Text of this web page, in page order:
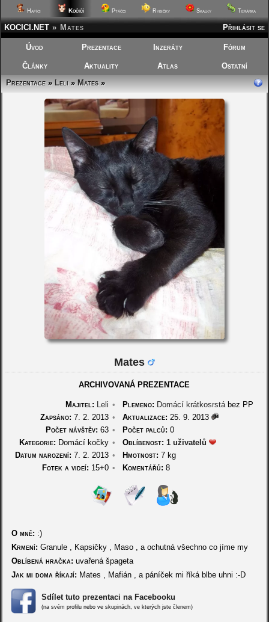
Hafíci Kočičí Ptáčci Rybičky Skalky Terárka
Přihlásit se
KOCICI.NET » Mates
Úvod Prezentace Inzeráty Fórum
Články Aktuality Atlas
Ostatní
Prezentace»Leli»Mates»
Mates
ARCHIVOVANÁ PREZENTACE
Majitel: Leli • Plemeno: Domácí krátkosrstábez PP
Zapsáno: 7. 2. 2013 • Aktualizace: 25. 9. 2013
Počet návštěv: 63 • Počet palců: 0
Kategorie: Domácí kočky • Oblíbenost: 1 uživatelů
Datum narození: 7. 2. 2013 • Hmotnost: 7 kg
Fotek a videí: 15+0 • Komentářů: 8
O mně: :)
Krmení: Granule , Kapsičky , Maso , a ochutná všechno co jíme my
Oblíbená hračka: uvařená špageta
Jak mi doma říkají: Mates , Mafián , a páníček mi říká blbe uhni :-D
Sdílet tuto prezentaci na Facebooku
(na svém profilu nebo ve skupinách, ve kterých jste členem)